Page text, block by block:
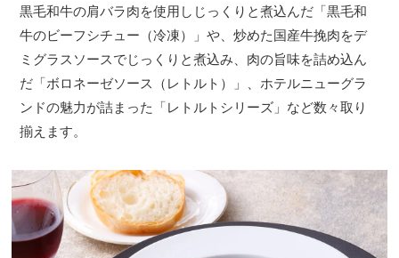
黒毛和牛の肩バラ肉を使用しじっくりと煮込んだ「黒毛和
牛のビーフシチュー（冷凍）」や、炒めた国産牛挽肉をデ
ミグラスソースでじっくりと煮込み、肉の旨味を詰め込ん
だ「ボロネーゼソース（レトルト）」、ホテルニューグラ
ンドの魅力が詰まった「レトルトシリーズ」など数々取り
揃えます。